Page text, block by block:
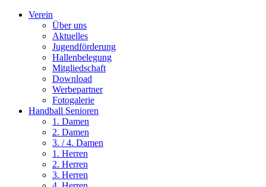
Verein
Über uns
Aktuelles
Jugendförderung
Hallenbelegung
Mitgliedschaft
Download
Werbepartner
Fotogalerie
Handball Senioren
1. Damen
2. Damen
3. / 4. Damen
1. Herren
2. Herren
3. Herren